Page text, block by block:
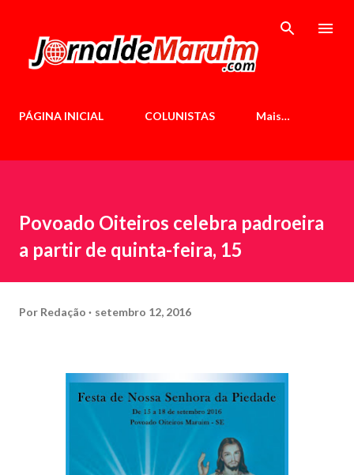
PÁGINA INICIAL COLUNISTAS Mais…
Povoado Oiteiros celebra padroeira
a partir de quinta-feira, 15
Por Redação setembro 12, 2016